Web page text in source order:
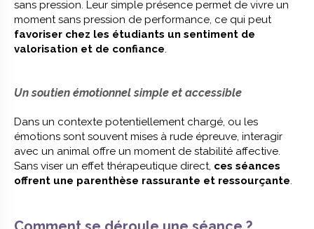
sans pression. Leur simple présence permet de vivre un
moment sans pression de performance, ce qui peut
favoriser chez les étudiants un sentiment de
valorisation et de confiance.
Un soutien émotionnel simple et accessible
Dans un contexte potentiellement chargé, ou les
émotions sont souvent mises à rude épreuve, interagir
avec un animal offre un moment de stabilité affective.
Sans viser un effet thérapeutique direct, ces séances
offrent une parenthèse rassurante et ressourçante.